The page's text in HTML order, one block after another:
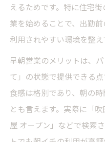
えるためです。特に住宅
業を始めることで、出勤
利用されやすい環境を整え
早朝営業のメリットは、
て」の状態で提供できる
食感は格別であり、朝の
とも言えます。実際に「
屋 オープン」などで検索